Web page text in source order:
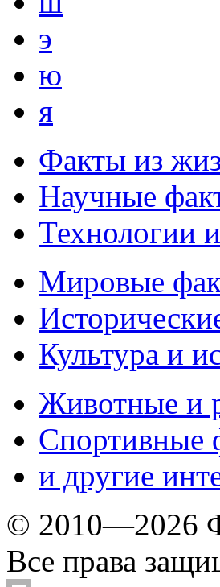
э
ю
я
Факты из
Научные
Технологии
Мировые
Культура и
Животные и
Спортивные
и другие
© 2010—2026
Все права